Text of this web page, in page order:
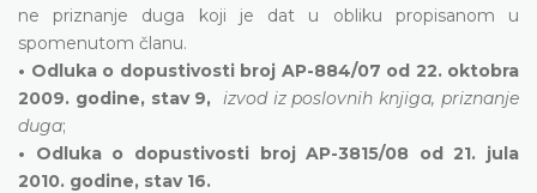
ne priznanje duga koji je dat u obliku propisanom u
spomenutom članu.
• Odluka o dopustivosti broj AP-884/07 od 22. oktobra
2009. godine, stav 9, izvod iz poslovnih knjiga, priznanje
duga;
• Odluka o dopustivosti broj AP-3815/08 od 21. jula
2010. godine, stav 16.